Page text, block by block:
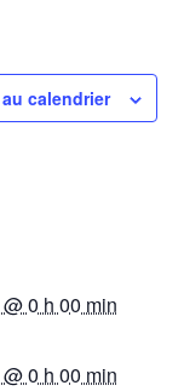
calendrier
0 h 00 min
0 h 00 min